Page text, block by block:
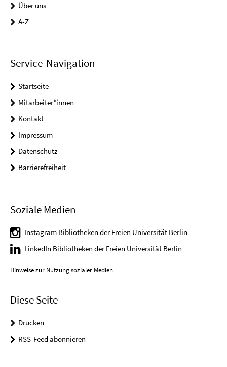
Über uns
A-Z
Service-Navigation
Startseite
Mitarbeiter*innen
Kontakt
Impressum
Datenschutz
Barrierefreiheit
Soziale Medien
Instagram Bibliotheken der Freien Universität Berlin
LinkedIn Bibliotheken der Freien Universität Berlin
Hinweise zur Nutzung sozialer Medien
Diese Seite
Drucken
RSS-Feed abonnieren